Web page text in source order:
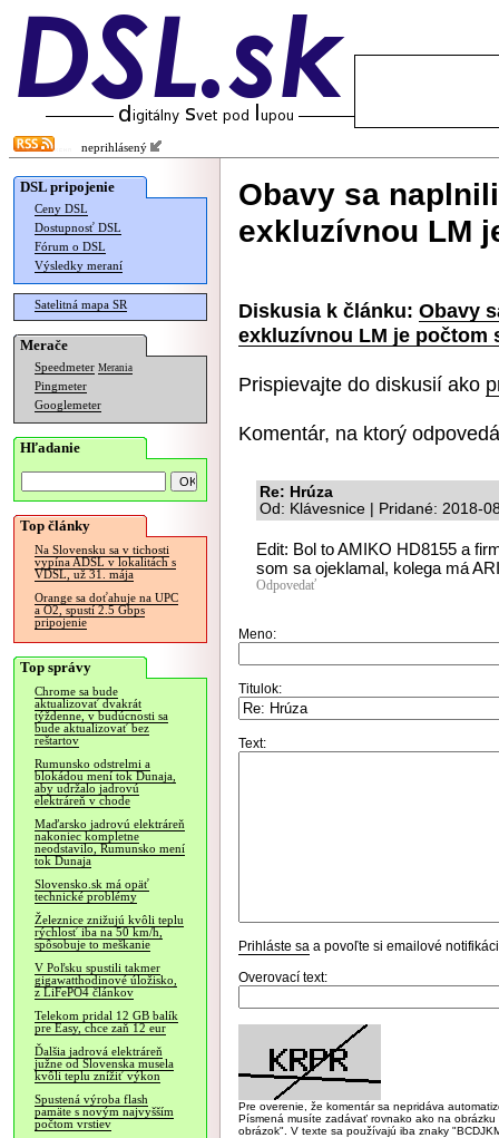
neprihlásený
DSL pripojenie
Ceny DSL
Dostupnosť DSL
Fórum o DSL
Výsledky meraní
Satelitná mapa SR
Merače
Speedmeter Merania
Pingmeter
Googlemeter
Hľadanie
Top články
Na Slovensku sa v tichosti
vypína ADSL v lokalitách s
VDSL, už 31. mája
Orange sa doťahuje na UPC
a O2, spustí 2.5 Gbps
pripojenie
Top správy
Chrome sa bude
aktualizovať dvakrát
týždenne, v budúcnosti sa
bude aktualizovať bez
reštartov
Rumunsko odstrelmi a
blokádou mení tok Dunaja,
aby udržalo jadrovú
elektráreň v chode
Maďarsko jadrovú elektráreň
nakoniec kompletne
neodstavilo, Rumunsko mení
tok Dunaja
Slovensko.sk má opäť
technické problémy
Železnice znižujú kvôli teplu
rýchlosť iba na 50 km/h,
spôsobuje to meškanie
V Poľsku spustili takmer
gigawatthodinové úložisko,
z LiFePO4 článkov
Telekom pridal 12 GB balík
pre Easy, chce zaň 12 eur
Ďalšia jadrová elektráreň
južne od Slovenska musela
kvôli teplu znížiť výkon
Spustená výroba flash
pamäte s novým najvyšším
počtom vrstiev
Obavy sa
exkluzívnou LM
Diskusia k článku: Obavy
exkluzívnou LM je počtom
Prispievajte do diskusií ako
Komentár, na ktorý
Re: Hrúza
Od: Klávesnice | Pridané: 2018-
Edit: Bol to AMIKO HD8155 a
som sa ojeklamal, kolega má
Odpovedať
Meno:
Titulok:
Text:
Prihláste sa a povoľte si emailové
Overovací text:
Pre overenie, že komentár sa nepridáva
Písmená musíte zadávať rovnako ako na
obrázok". V texte sa používajú iba znaky